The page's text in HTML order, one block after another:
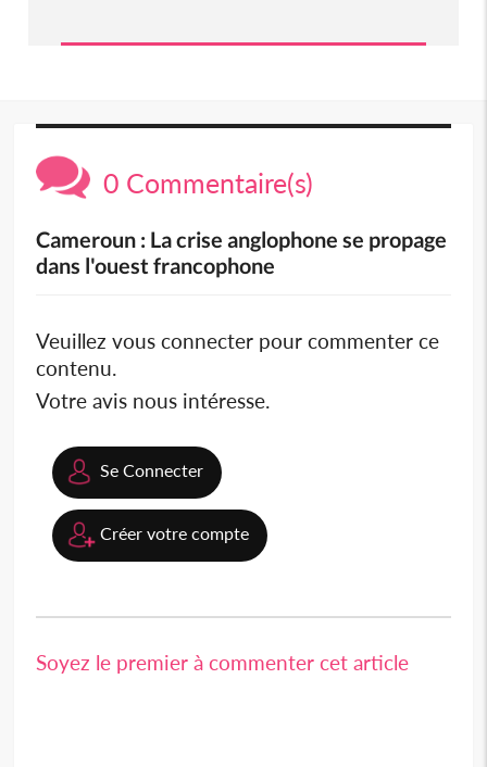
0 Commentaire(s)
Cameroun : La crise anglophone se propage
dans l'ouest francophone
Veuillez vous connecter pour commenter ce
contenu.
Votre avis nous intéresse.
Se Connecter
Créer votre compte
Soyez le premier à commenter cet article